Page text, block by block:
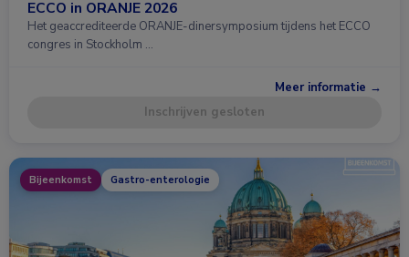
ECCO in ORANJE 2026
Het geaccrediteerde ORANJE-dinersymposium tijdens het ECCO
congres in Stockholm …
Meer informatie →
Inschrijven gesloten
Bijeenkomst Gastro-enterologie